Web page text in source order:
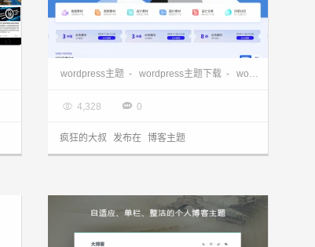
WordPress素材资源主题 Pixel主题 分享
wordpress主题 - wordpress主题下载 - wordpress博客主题
 4,328  0
疯狂的大叔 发布在 博客主题